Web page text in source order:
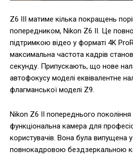
Z6 III матиме кілька покращень
попередником, Nikon Z6 II. Це
підтримкою відео у форматі 4K
максимальна частота кадрів
секунду. Припускають, що нове
автофокусу моделі еквівалентне
флагманської моделі Z9.
Nikon Z6 II попереднього
функціональна камера для
користувачів. Вона була випущена у
повнокадровою бездзеркальною